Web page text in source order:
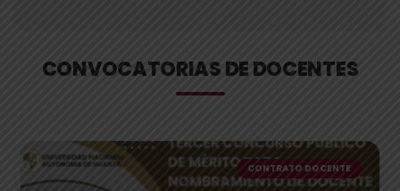
CONVOCATORIAS DE DOCENTES
CONTRATO DOCENTE